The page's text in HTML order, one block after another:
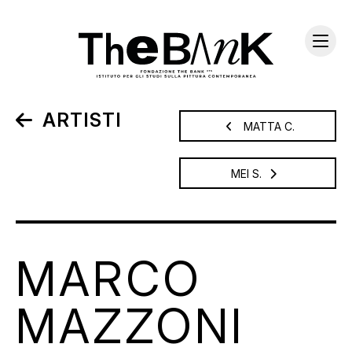
ARTISTI MATTA C.
MEI S.
MARCO
MAZZONI